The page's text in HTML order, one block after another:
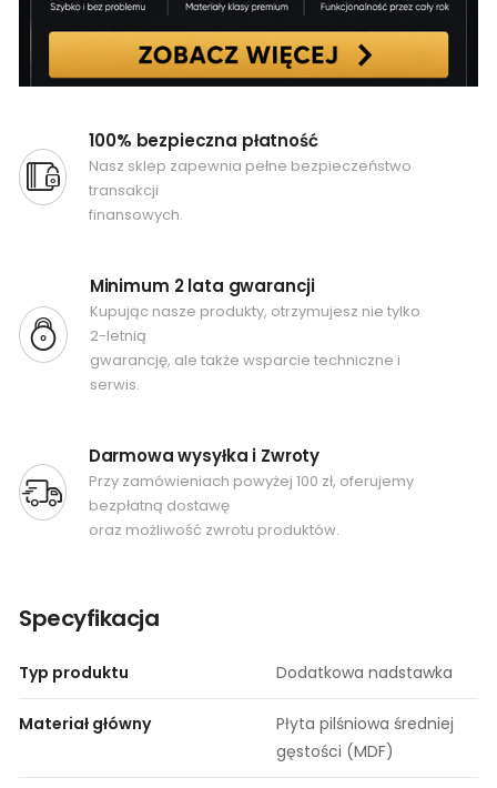
100% bezpieczna płatność
Nasz sklep zapewnia pełne bezpieczeństwo
transakcji
finansowych.
Minimum 2 lata gwarancji
Kupując nasze produkty, otrzymujesz nie tylko
2-letnią
gwarancję, ale także wsparcie techniczne i
serwis.
Darmowa wysyłka i Zwroty
Przy zamówieniach powyżej 100 zł, oferujemy
bezpłatną dostawę
oraz możliwość zwrotu produktów.
Specyfikacja
Typ produktu Dodatkowa nadstawka
Materiał główny
Płyta pilśniowa średniej
gęstości (MDF)